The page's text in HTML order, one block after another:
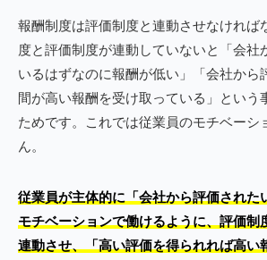
報酬制度は評価制度と連動させなければ
度と評価制度が連動していないと「会社
いるはずなのに報酬が低い」「会社から
間が高い報酬を受け取っている」という
ためです。これでは従業員のモチベーシ
ん。
従業員が主体的に「会社から評価された
モチベーションで働けるように、評価制
連動させ、「高い評価を得られれば高い